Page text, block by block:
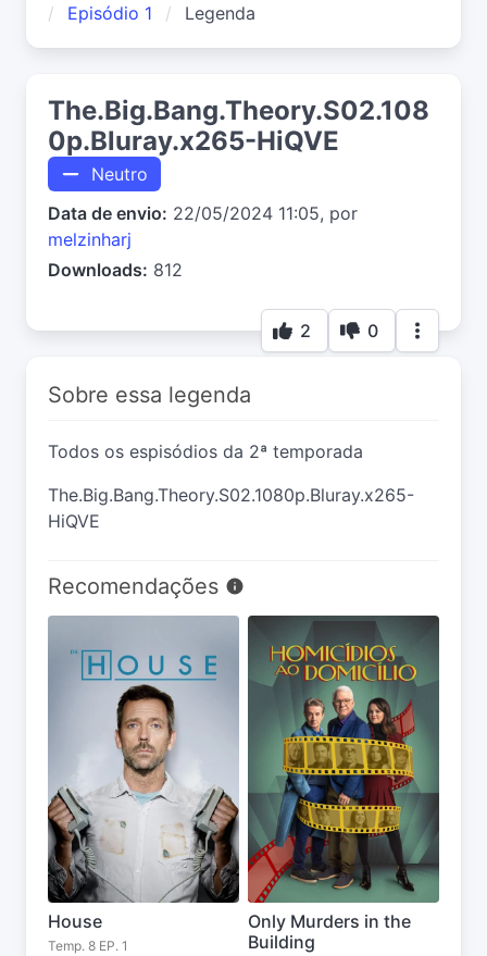
Episódio 1
Legenda
The.Big.Bang.Theory.S02.108
0p.Bluray.x265-HiQVE
Neutro
Data de envio: 22/05/2024 11:05, por
melzinharj
Downloads: 812
2 0
Sobre essa legenda
Todos os espisódios da 2ª temporada
The.Big.Bang.Theory.S02.1080p.Bluray.x265-
HiQVE
Recomendações
House
Temp. 8 EP. 1
Only Murders in the
Building